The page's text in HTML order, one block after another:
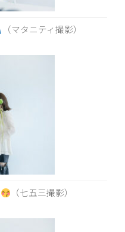
（マタニティ撮影）
（七五三撮影）